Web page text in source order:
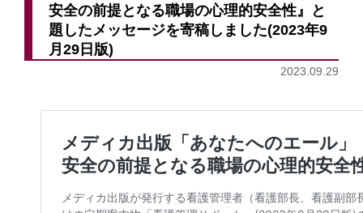
安全の前提となる職場の心理的安全性』と
題したメッセージを寄稿しました(2023年9
月29日版)
2023.09.29